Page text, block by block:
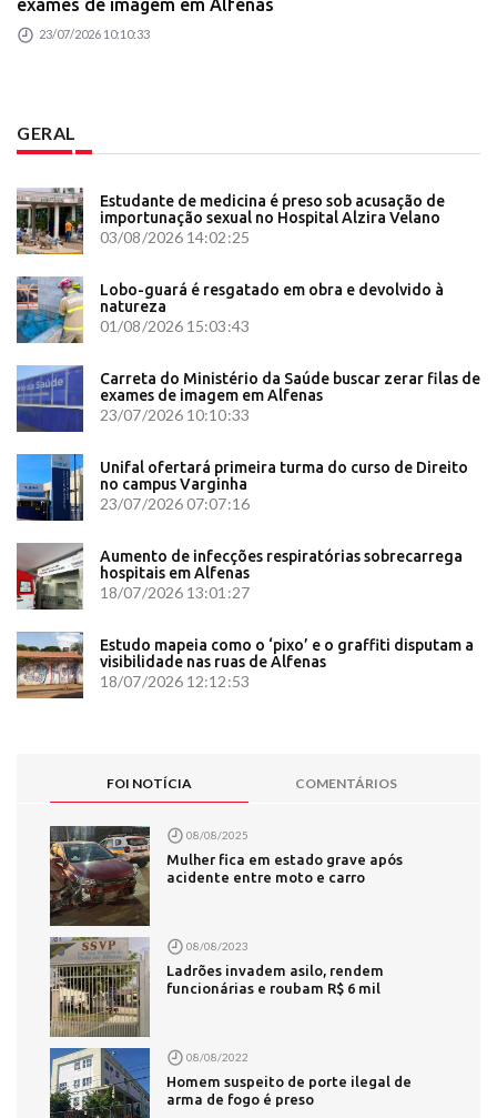
exames de imagem em Alfenas
23/07/2026 10:10:33
GERAL
Estudante de medicina é preso sob acusação de
importunação sexual no Hospital Alzira Velano
03/08/2026 14:02:25
Lobo-guará é resgatado em obra e devolvido à
natureza
01/08/2026 15:03:43
Carreta do Ministério da Saúde buscar zerar filas de
exames de imagem em Alfenas
23/07/2026 10:10:33
Unifal ofertará primeira turma do curso de Direito
no campus Varginha
23/07/2026 07:07:16
Aumento de infecções respiratórias sobrecarrega
hospitais em Alfenas
18/07/2026 13:01:27
Estudo mapeia como o ‘pixo’ e o graffiti disputam a
visibilidade nas ruas de Alfenas
18/07/2026 12:12:53
FOI NOTÍCIA COMENTÁRIOS
08/08/2025
Mulher fica em estado grave após
acidente entre moto e carro
08/08/2023
Ladrões invadem asilo, rendem
funcionárias e roubam R$ 6 mil
08/08/2022
Homem suspeito de porte ilegal de
arma de fogo é preso